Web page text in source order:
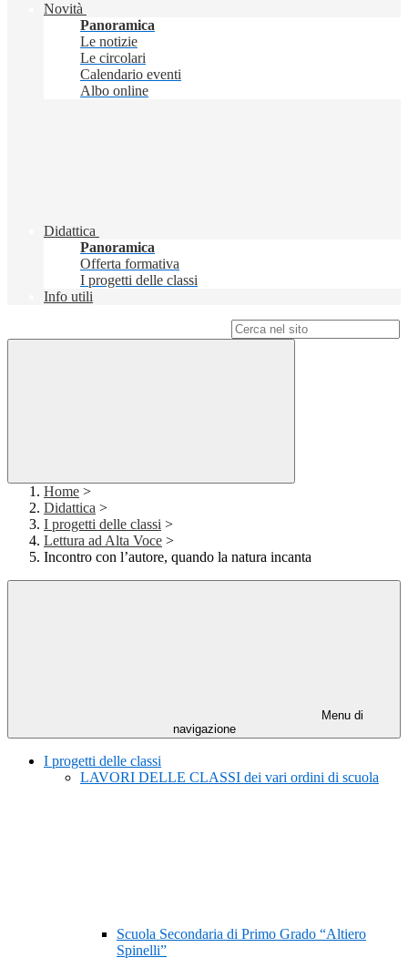
Novità
Panoramica
Le notizie
Le circolari
Calendario eventi
Albo online
Didattica
Panoramica
Offerta formativa
I progetti delle classi
Info utili
Home >
Didattica >
I progetti delle classi >
Lettura ad Alta Voce >
Incontro con l’autore, quando la natura incanta
Menu di
navigazione
I progetti delle classi
LAVORI DELLE CLASSI dei vari ordini di scuola
Scuola Secondaria di Primo Grado “Altiero
Spinelli”